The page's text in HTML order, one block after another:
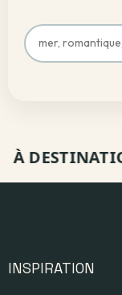
•
INSPIRATION